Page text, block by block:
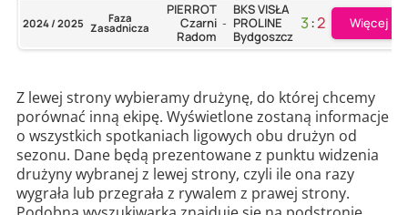
2024 / 2025 Faza
Zasadnicza
PIERROT
Czarni
Radom
-
BKS VISŁA
PROLINE
Bydgoszcz
3:2 Więcej
Z lewej strony wybieramy drużynę, do której chcemy
porównać inną ekipę. Wyświetlone zostaną informacje
o wszystkich spotkaniach ligowych obu drużyn od
sezonu. Dane będą prezentowane z punktu widzenia
drużyny wybranej z lewej strony, czyli ile ona razy
wygrała lub przegrała z rywalem z prawej strony.